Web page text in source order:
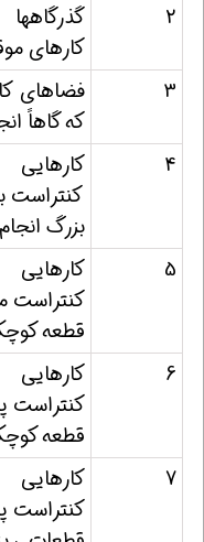
2
کارهای
3
فضاهای
که گاهاً
4
کنتراست
بزرگ
5
کنتراست
قطعه
6
کنتراست
قطعه
7
کنتراست